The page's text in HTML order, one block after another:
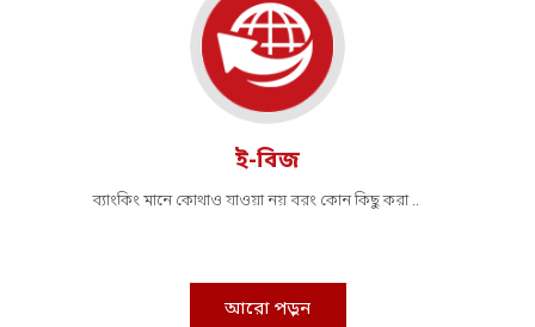
ই-বিজ
ব্যাংকিং মানে কোথাও যাওয়া নয় বরং কোন কিছু করা ..
আরো পড়ুন